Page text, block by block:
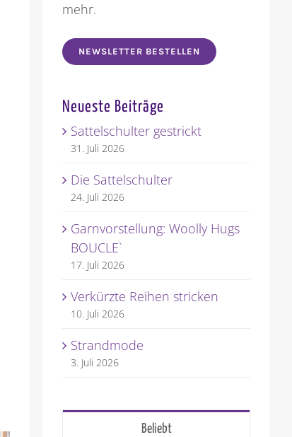
mehr.
NEWSLETTER BESTELLEN
Neueste Beiträge
Sattelschulter gestrickt
31. Juli 2026
Die Sattelschulter
24. Juli 2026
Garnvorstellung: Woolly Hugs
BOUCLE`
17. Juli 2026
Verkürzte Reihen stricken
10. Juli 2026
Strandmode
3. Juli 2026
Beliebt